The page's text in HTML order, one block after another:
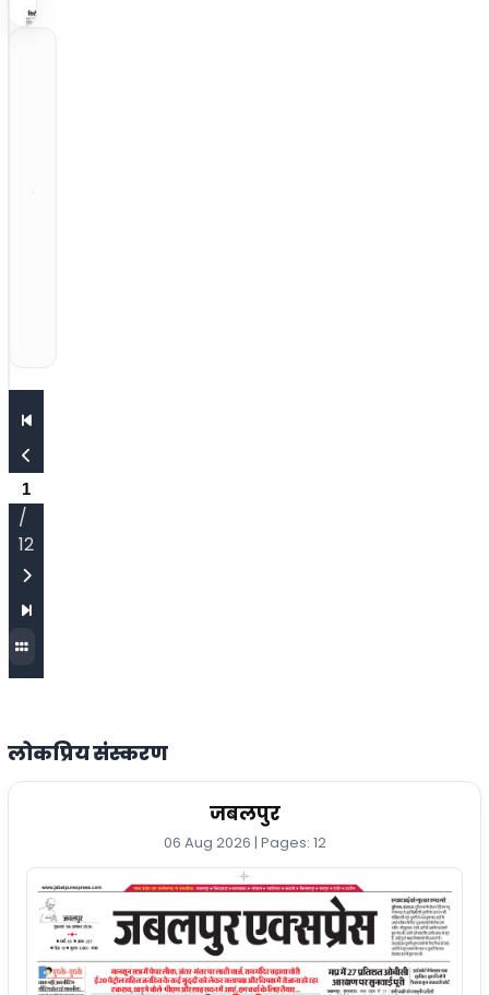
/
12
लोकप्रिय संस्करण
जबलपुर
06 Aug 2026 | Pages: 12